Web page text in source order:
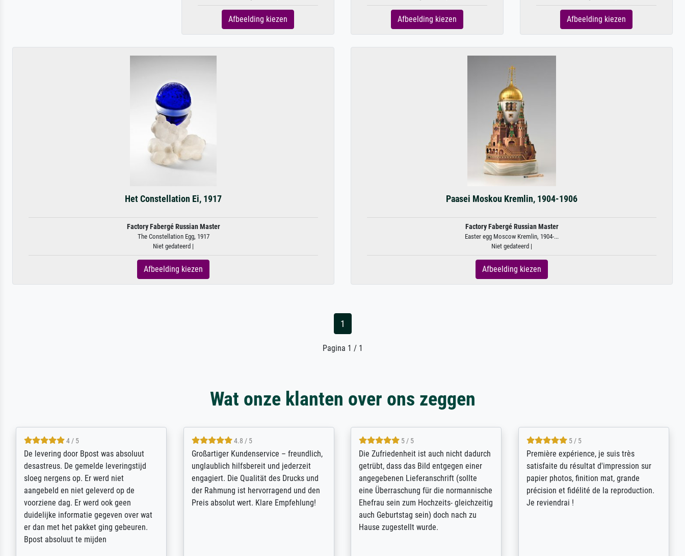
Afbeelding kiezen Afbeelding kiezen Afbeelding kiezen
Het Constellation Ei, 1917
Factory Fabergé Russian Master
The Constellation Egg, 1917
Niet gedateerd |
Afbeelding kiezen
Paasei Moskou Kremlin, 1904-1906
Factory Fabergé Russian Master
Easter egg Moscow Kremlin, 1904-...
Niet gedateerd |
Afbeelding kiezen
1
Pagina 1 / 1
Wat onze klanten over ons zeggen
5 / 5
Sehr gute Qualität des Leinwanddrucks
und des Rahmens! Unser Bild wurde
sehr sorgfältig und sicher verpackt, so
dass es unbeschadet bei uns ankam. Es
wird nicht unser letzter Meisterdruck
sein. Vielen Dank!
5 / 5
Für ein Erinnerungsbuch mit der
Feldpost meines Großvaters aus dem 1.
Weltkrieg benötigte ich ein
ausdrucksvolles Bild. Das habe ich bei
Ihnen gefunden. Bei der Auswahl der
4.8 / 5
Hervorragende Qualität. Man kann sich
vieles anpassen lassen, wie z.B.:
Randentfernung, Farbe, Helligkeit,
Kontrast und Weiteres. Sehr freundliche
Kontaktperson per Mail. Das Bild (ein
Kunstdruck) wurde sehr gut verpackt -
sehr starke Papprolle mit Plastikdeckeln
4.8 / 5
Qualité absolument irréprochable.
Extraordinaire diversité des thèmes
abordés et personnalisation des
demandes (recadrage, réajustement des
couleurs). Relation clientèle parfaite.